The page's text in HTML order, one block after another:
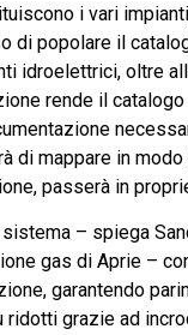
i vari
di popolare il
idroelettrici, oltre
rende il
di mappare in
passerà in
sistema – spiega
gas di Aprie –
garantendo
ridotti grazie ad